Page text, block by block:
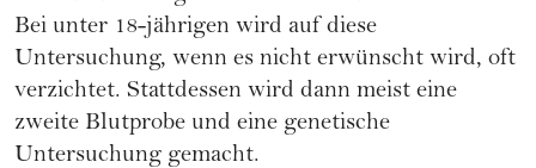
Bei unter 18-jährigen wird auf diese
Untersuchung, wenn es nicht erwünscht wird, oft
verzichtet. Stattdessen wird dann meist eine
zweite Blutprobe und eine genetische
Untersuchung gemacht.